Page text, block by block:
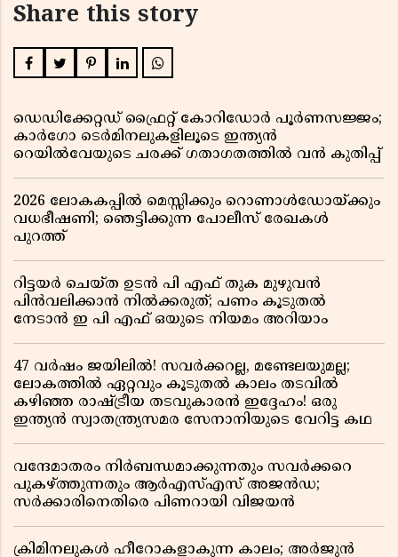
Share this story
ഡെഡിക്കേറ്റഡ് ഫ്രൈറ്റ് കോറിഡോർ പൂർണസജ്ജം;
കാർഗോ ടെർമിനലുകളിലൂടെ ഇന്ത്യൻ
റെയിൽവേയുടെ ചരക്ക് ഗതാഗതത്തിൽ വൻ കുതിപ്പ്
2026 ലോകകപ്പിൽ മെസ്സിക്കും റൊണാൾഡോയ്ക്കും
വധഭീഷണി; ഞെട്ടിക്കുന്ന പോലീസ് രേഖകൾ
പുറത്ത്
റിട്ടയർ ചെയ്ത ഉടൻ പി എഫ് തുക മുഴുവൻ
പിൻവലിക്കാൻ നിൽക്കരുത്; പണം കൂടുതൽ
നേടാൻ ഇ പി എഫ് ഒയുടെ നിയമം അറിയാം
47 വർഷം ജയിലിൽ! സവർക്കറല്ല, മണ്ടേലയുമല്ല;
ലോകത്തിൽ ഏറ്റവും കൂടുതൽ കാലം തടവിൽ
കഴിഞ്ഞ രാഷ്ട്രീയ തടവുകാരൻ ഇദ്ദേഹം! ഒരു
ഇന്ത്യൻ സ്വാതന്ത്ര്യസമര സേനാനിയുടെ വേറിട്ട കഥ
വന്ദേമാതരം നിർബന്ധമാക്കുന്നതും സവർക്കറെ
പുകഴ്ത്തുന്നതും ആർഎസ്എസ് അജൻഡ;
സർക്കാരിനെതിരെ പിണറായി വിജയൻ
ക്രിമിനലുകൾ ഹീറോകളാകുന്ന കാലം; അർജുൻ